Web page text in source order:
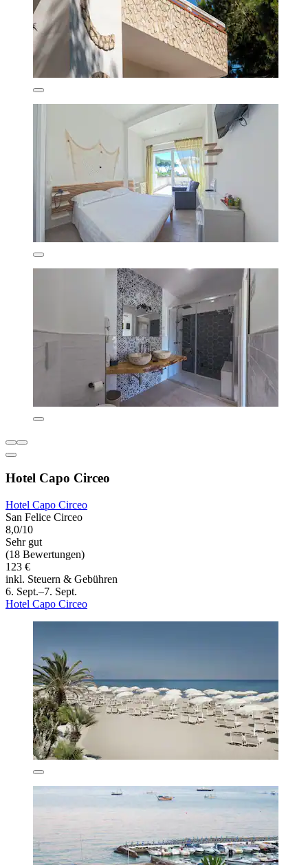
Hotel Capo Circeo
Hotel Capo Circeo
San Felice Circeo
8,0/10
Sehr gut
(18 Bewertungen)
123 €
inkl. Steuern & Gebühren
6. Sept.–7. Sept.
Hotel Capo Circeo